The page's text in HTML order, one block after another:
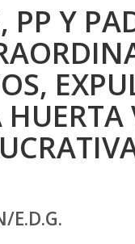
PP Y
E.D.G.